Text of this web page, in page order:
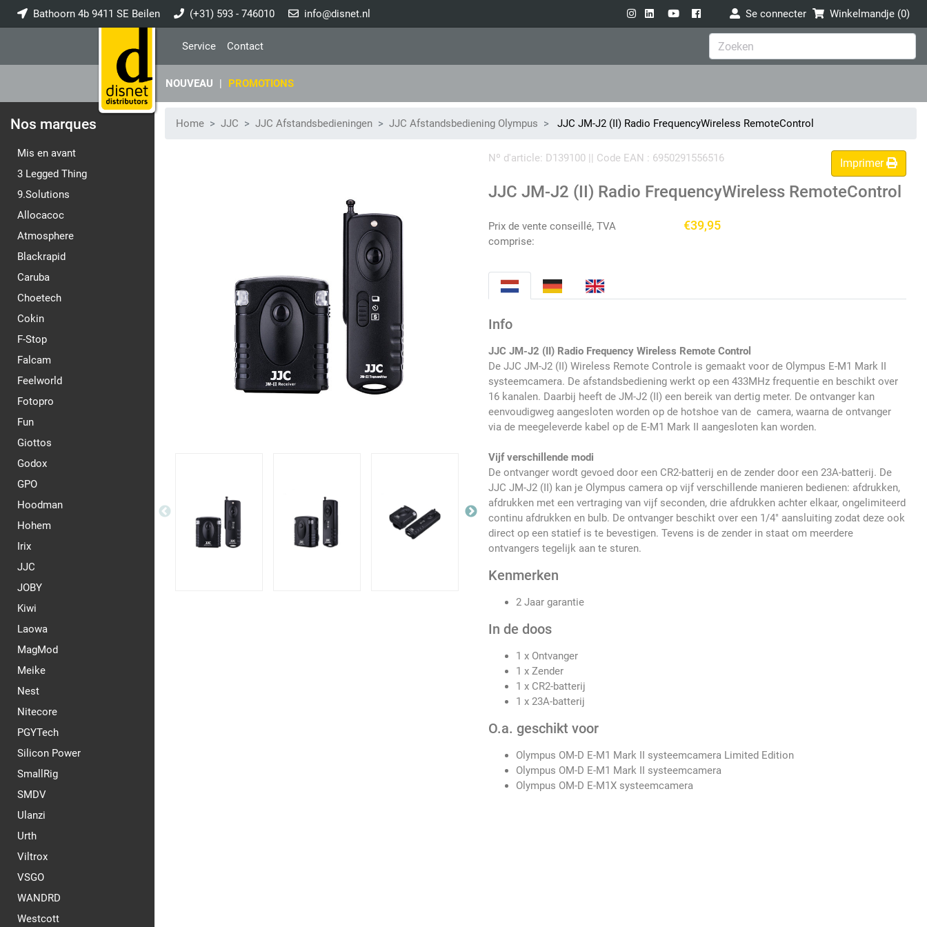
Bathoorn 4b 9411 SE Beilen (+31) 593 - 746010 info@disnet.nl Se connecter Winkelmandje (0)
Service Contact
NOUVEAU | PROMOTIONS
Nos marques
Mis en avant
3 Legged Thing
9.Solutions
Allocacoc
Atmosphere
Blackrapid
Caruba
Choetech
Cokin
F-Stop
Falcam
Feelworld
Fotopro
Fun
Giottos
Godox
GPO
Hoodman
Hohem
Irix
JJC
JOBY
Kiwi
Laowa
MagMod
Meike
Nest
Nitecore
PGYTech
Silicon Power
SmallRig
SMDV
Ulanzi
Urth
Viltrox
VSGO
WANDRD
Westcott
Home JJC JJC Afstandsbedieningen JJC Afstandsbediening Olympus JJC JM-J2 (II) Radio FrequencyWireless RemoteControl
Nº d'article: D139100 || Code EAN : 6950291556516 Imprimer
JJC JM-J2 (II) Radio FrequencyWireless RemoteControl
Prix de vente conseillé, TVA
comprise:
€39,95
Info
JJC JM-J2 (II) Radio Frequency Wireless Remote Control
De JJC JM-J2 (II) Wireless Remote Controle is gemaakt voor de Olympus E-M1 Mark II
systeemcamera. De afstandsbediening werkt op een 433MHz frequentie en beschikt over
16 kanalen. Daarbij heeft de JM-J2 (II) een bereik van dertig meter. De ontvanger kan
eenvoudigweg aangesloten worden op de hotshoe van de camera, waarna de ontvanger
via de meegeleverde kabel op de E-M1 Mark II aangesloten kan worden.
Vijf verschillende modi
De ontvanger wordt gevoed door een CR2-batterij en de zender door een 23A-batterij. De
JJC JM-J2 (II) kan je Olympus camera op vijf verschillende manieren bedienen: afdrukken,
afdrukken met een vertraging van vijf seconden, drie afdrukken achter elkaar, ongelimiteerd
continu afdrukken en bulb. De ontvanger beschikt over een 1/4" aansluiting zodat deze ook
direct op een statief is te bevestigen. Tevens is de zender in staat om meerdere
ontvangers tegelijk aan te sturen.
Kenmerken
2 Jaar garantie
In de doos
1 x Ontvanger
1 x Zender
1 x CR2-batterij
1 x 23A-batterij
O.a. geschikt voor
Olympus OM-D E-M1 Mark II systeemcamera Limited Edition
Olympus OM-D E-M1 Mark II systeemcamera
Olympus OM-D E-M1X systeemcamera